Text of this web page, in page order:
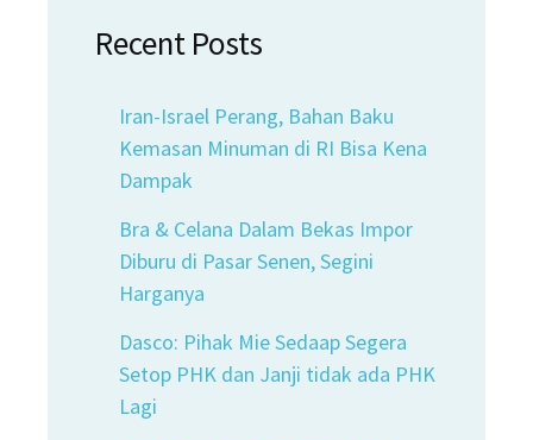
Recent Posts
Iran-Israel Perang, Bahan Baku
Kemasan Minuman di RI Bisa Kena
Dampak
Bra & Celana Dalam Bekas Impor
Diburu di Pasar Senen, Segini
Harganya
Dasco: Pihak Mie Sedaap Segera
Setop PHK dan Janji tidak ada PHK
Lagi